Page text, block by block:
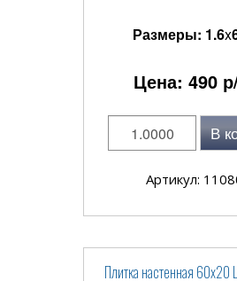
Размеры: 1.6x
Цена: 490
В
Артикул:
Плитка настенная 60x20